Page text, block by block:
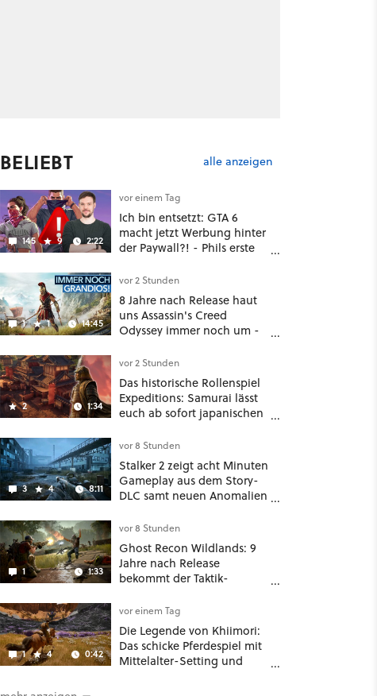
BELIEBT alle anzeigen
145 9 2:22
vor einem Tag
Ich bin entsetzt: GTA 6
macht jetzt Werbung hinter
der Paywall?! - Phils erste
Deal
1 1 14:45
vor 2 Stunden
8 Jahre nach Release haut
uns Assassin's Creed
Odyssey immer noch um -
2 1:34
vor 2 Stunden
Das historische Rollenspiel
Expeditions: Samurai lässt
euch ab sofort japanischen
wahlweise mit Gewalt oder
Diplomatie
3 4 8:11
vor 8 Stunden
Stalker 2 zeigt acht Minuten
Gameplay aus dem Story-
DLC samt neuen Anomalien
1 1:33
vor 8 Stunden
Ghost Recon Wildlands: 9
Jahre nach Release
bekommt der Taktik-
nochmal ein dickes Update
1 4 0:42
vor einem Tag
Die Legende von Khiimori:
Das schicke Pferdespiel mit
Mittelalter-Setting und